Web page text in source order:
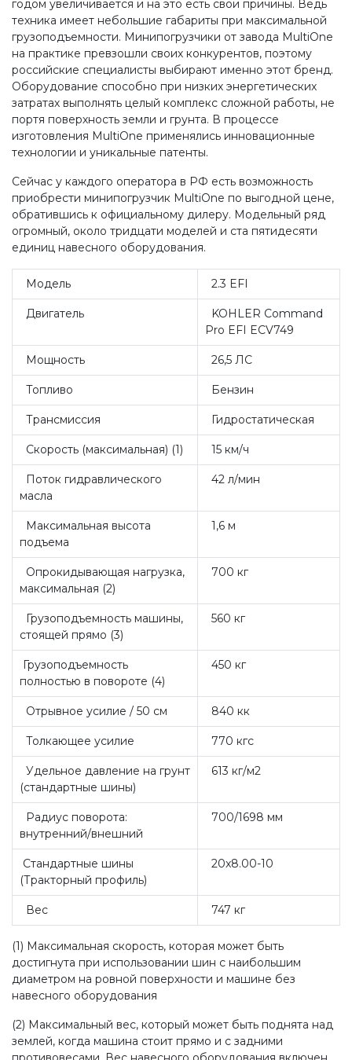
годом увеличивается и на это есть свои причины. Ведь
техника имеет небольшие габариты при максимальной
грузоподъемности. Минипогрузчики от завода MultiOne
на практике превзошли своих конкурентов, поэтому
российские специалисты выбирают именно этот бренд.
Оборудование способно при низких энергетических
затратах выполнять целый комплекс сложной работы, не
портя поверхность земли и грунта. В процессе
изготовления MultiOne применялись инновационные
технологии и уникальные патенты.
Сейчас у каждого оператора в РФ есть возможность
приобрести минипогрузчик MultiOne по выгодной цене,
обратившись к официальному дилеру. Модельный ряд
огромный, около тридцати моделей и ста пятидесяти
единиц навесного оборудования.
Модель 2.3 EFI
Двигатель
KOHLER Command
Pro EFI ECV749
Мощность 26,5 ЛС
Топливо Бензин
Трансмиссия Гидростатическая
Скорость (максимальная) (1) 15 км/ч
Поток гидравлического
масла
42 л/мин
Максимальная высота
подъема
1,6 м
Опрокидывающая нагрузка,
максимальная (2)
700 кг
Грузоподъемность машины,
стоящей прямо (3)
560 кг
Грузоподъемность
полностью в повороте (4)
450 кг
Отрывное усилие / 50 см 840 кк
Толкающее усилие 770 кгс
Удельное давление на грунт
(стандартные шины)
613 кг/м2
Радиус поворота:
внутренний/внешний
700/1698 мм
Стандартные шины
(Тракторный профиль)
20x8.00-10
Вес 747 кг
(1) Максимальная скорость, которая может быть
достигнута при использовании шин с наибольшим
диаметром на ровной поверхности и машине без
навесного оборудования
(2) Максимальный вес, который может быть поднята над
землей, когда машина стоит прямо и с задними